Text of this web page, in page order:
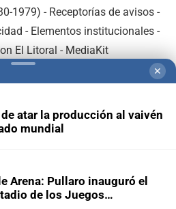
1979) - Receptorías de avisos -
- Elementos institucionales-
El Litoral - MediaKit
con:
✕
atar la producción al vaivén
mundial
Arena: Pullaro inauguró el
de los Juegos